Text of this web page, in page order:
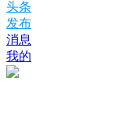
头条
发布
消息
我的